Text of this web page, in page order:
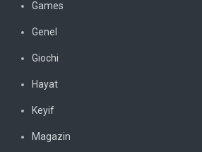
Games
Genel
Giochi
Hayat
Keyif
Magazin